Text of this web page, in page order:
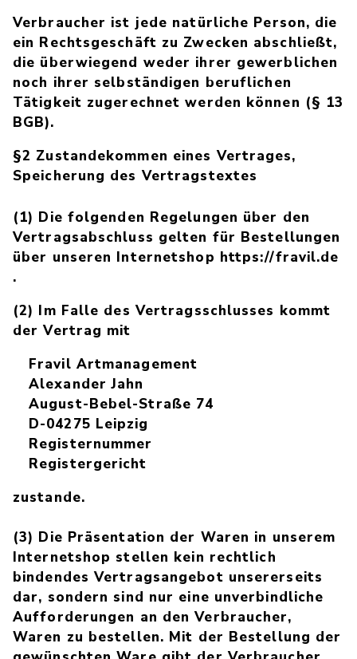
Verbraucher ist jede natürliche Person, die
ein Rechtsgeschäft zu Zwecken abschließt,
die überwiegend weder ihrer gewerblichen
noch ihrer selbständigen beruflichen
Tätigkeit zugerechnet werden können (§ 13
BGB).
§2 Zustandekommen eines Vertrages,
Speicherung des Vertragstextes
(1) Die folgenden Regelungen über den
Vertragsabschluss gelten für Bestellungen
über unseren Internetshop https://fravil.de
.
(2) Im Falle des Vertragsschlusses kommt
der Vertrag mit
Fravil Artmanagement
Alexander Jahn
August-Bebel-Straße 74
D-04275 Leipzig
Registernummer
Registergericht
zustande.
(3) Die Präsentation der Waren in unserem
Internetshop stellen kein rechtlich
bindendes Vertragsangebot unsererseits
dar, sondern sind nur eine unverbindliche
Aufforderungen an den Verbraucher,
Waren zu bestellen. Mit der Bestellung der